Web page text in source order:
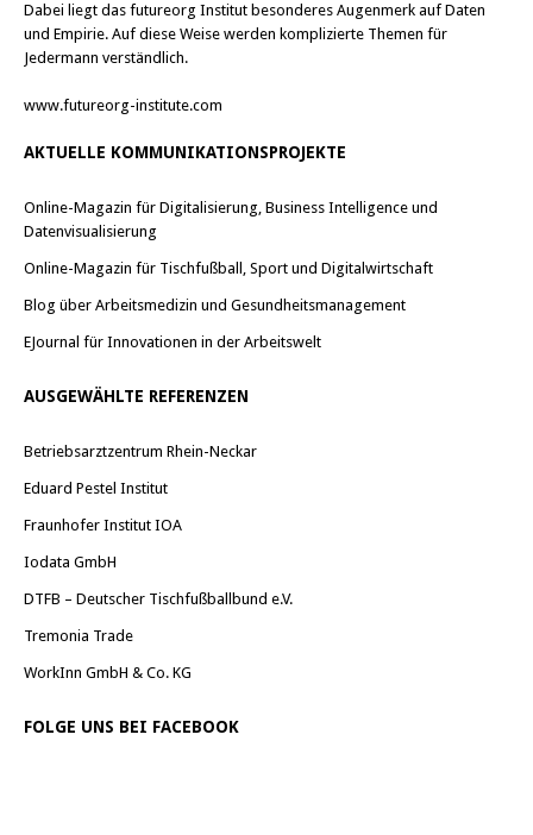
Dabei liegt das futureorg Institut besonderes Augenmerk auf Daten
und Empirie. Auf diese Weise werden komplizierte Themen für
Jedermann verständlich.
www.futureorg-institute.com
AKTUELLE KOMMUNIKATIONSPROJEKTE
Online-Magazin für Digitalisierung, Business Intelligence und
Datenvisualisierung
Online-Magazin für Tischfußball, Sport und Digitalwirtschaft
Blog über Arbeitsmedizin und Gesundheitsmanagement
EJournal für Innovationen in der Arbeitswelt
AUSGEWÄHLTE REFERENZEN
Betriebsarztzentrum Rhein-Neckar
Eduard Pestel Institut
Fraunhofer Institut IOA
Iodata GmbH
DTFB – Deutscher Tischfußballbund e.V.
Tremonia Trade
WorkInn GmbH & Co. KG
FOLGE UNS BEI FACEBOOK